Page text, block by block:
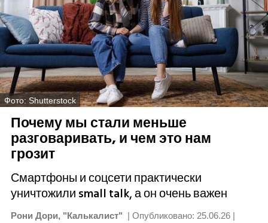
Фото: Shutterstock
Почему мы стали меньше
разговаривать, и чем это нам
грозит
Смартфоны и соцсети практически
уничтожили small talk, а он очень важен
Рони Дори, "Калькалист" | Опубликовано: 25.06.26 |